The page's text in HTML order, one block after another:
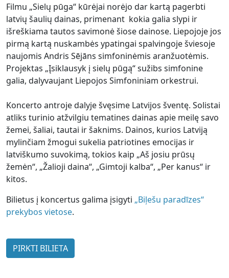
Filmu „Sielų pūga“ kūrėjai norėjo dar kartą pagerbti
latvių šaulių dainas, primenant kokia galia slypi ir
išreškiama tautos savimonė šiose dainose. Liepojoje jos
pirmą kartą nuskambės ypatingai spalvingoje šviesoje
naujomis Andris Sējāns simfoninėmis aranžuotėmis.
Projektas „Įsiklausyk į sielų pūgą“ sužibs simfonine
galia, dalyvaujant Liepojos Simfoniniam orkestrui.
Koncerto antroje dalyje švęsime Latvijos šventę. Solistai
atliks turinio atžvilgiu tematines dainas apie meilę savo
žemei, šaliai, tautai ir šaknims. Dainos, kurios Latviją
mylinčiam žmogui sukelia patriotines emocijas ir
latviškumo suvokimą, tokios kaip „Aš josiu prūsų
žemėn“, „Žalioji daina“, „Gimtoji kalba“, „Per kanus“ ir
kitos.
Bilietus į koncertus galima įsigyti „Biļešu paradīzes“
prekybos vietose.
PIRKTI BILIETA